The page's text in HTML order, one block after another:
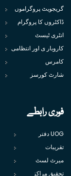
گریجویٹ پروگراموں
ڈاکٹروں کا پروگرام
انٹری ٹیسٹ
کاروبار ی اور انتظامی
کامرس
شارٹ کورسز
فوری رابطے
UOG دفتر
تقریبات
میرٹ لسٹ
تحقیق مراکز